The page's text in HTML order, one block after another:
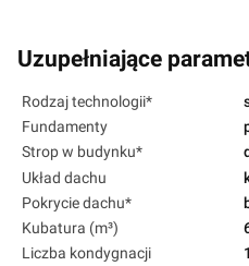
Uzupełniające
Rodzaj technologii*
Fundamenty
Strop w budynku*
Układ dachu
Pokrycie dachu*
Kubatura (m³)
Liczba kondygnacji
1